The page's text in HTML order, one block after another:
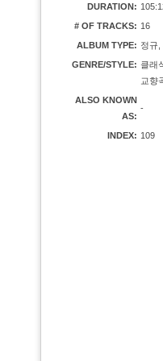
DURATION:
# OF TRACKS: 16
ALBUM TYPE: 정규,
GENRE/STYLE: 클래
교향
ALSO KNOWN
AS:
-
INDEX: 109